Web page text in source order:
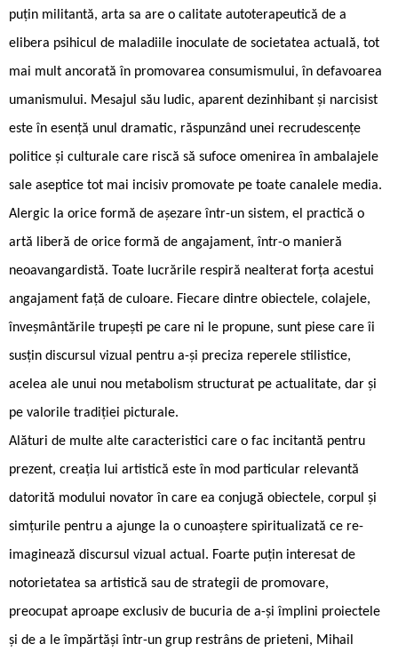
puțin militantă, arta sa are o calitate autoterapeutică de a
elibera psihicul de maladiile inoculate de societatea actuală, tot
mai mult ancorată în promovarea consumismului, în defavoarea
umanismului. Mesajul său ludic, aparent dezinhibant și narcisist
este în esență unul dramatic, răspunzând unei recrudescențe
politice și culturale care riscă să sufoce omenirea în ambalajele
sale aseptice tot mai incisiv promovate pe toate canalele media.
Alergic la orice formă de așezare într-un sistem, el practică o
artă liberă de orice formă de angajament, într-o manieră
neoavangardistă. Toate lucrările respiră nealterat forța acestui
angajament față de culoare. Fiecare dintre obiectele, colajele,
înveșmântările trupești pe care ni le propune, sunt piese care îi
susțin discursul vizual pentru a-și preciza reperele stilistice,
acelea ale unui nou metabolism structurat pe actualitate, dar și
pe valorile tradiției picturale.
Alături de multe alte caracteristici care o fac incitantă pentru
prezent, creația lui artistică este în mod particular relevantă
datorită modului novator în care ea conjugă obiectele, corpul și
simțurile pentru a ajunge la o cunoaștere spiritualizată ce re-
imaginează discursul vizual actual. Foarte puțin interesat de
notorietatea sa artistică sau de strategii de promovare,
preocupat aproape exclusiv de bucuria de a-și împlini proiectele
și de a le împărtăși într-un grup restrâns de prieteni, Mihail